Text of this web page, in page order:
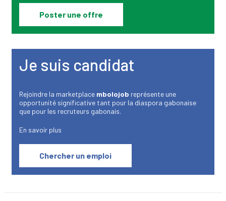
Poster une offre
Je suis candidat
Rejoindre la marketplace mbolojob représente une
opportunité significative tant pour la diaspora gabonaise
que pour les recruteurs gabonais.
En savoir plus
Chercher un emploi